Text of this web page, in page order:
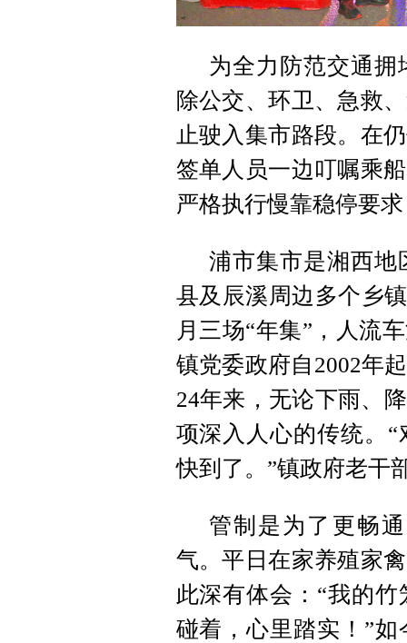
为全力防范交通
除公交、环卫、急救
止驶入集市路段。在
签单人员一边叮嘱乘
严格执行慢靠稳停要
浦市集市是湘西地
县及辰溪周边多个乡
月三场“年集”，人流
镇党委政府自2002年
24年来，无论下雨、
项深入人心的传统。
快到了。”镇政府老干
管制是为了更畅
气。平日在家养殖家
此深有体会：“我的
碰着，心里踏实！”